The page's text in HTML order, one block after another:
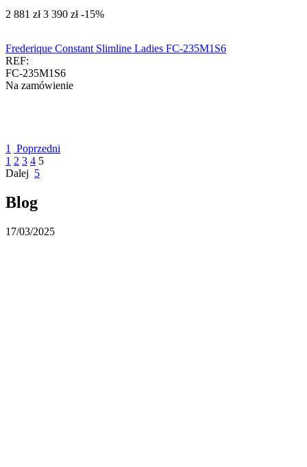
‍2 881‍ zł ‍3 390‍ zł -15%
Frederique Constant Slimline Ladies FC-235M1S6
REF:
FC-235M1S6
Na zamówienie
1
Poprzedni
1 2 3 4 5
Dalej 5
Blog
17/03/2025